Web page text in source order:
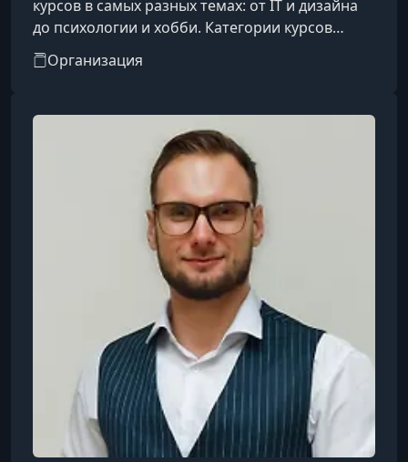
курсов в самых разных темах: от IT и дизайна
до психологии и хобби. Категории курсов
охватывают такие направления, как IT, бизнес,
дизайн, психология, творчество, блогинг, уход
Организация